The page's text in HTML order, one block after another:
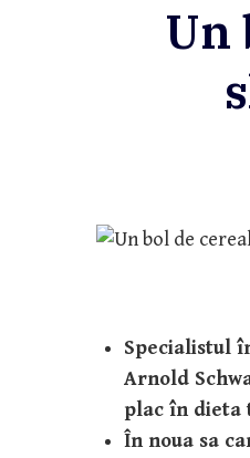
Un
Specialistul
Arnold
plac în dieta
În noua sa